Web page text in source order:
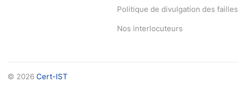
Politique de divulgation des failles
Nos interlocuteurs
© 2026 Cert-IST